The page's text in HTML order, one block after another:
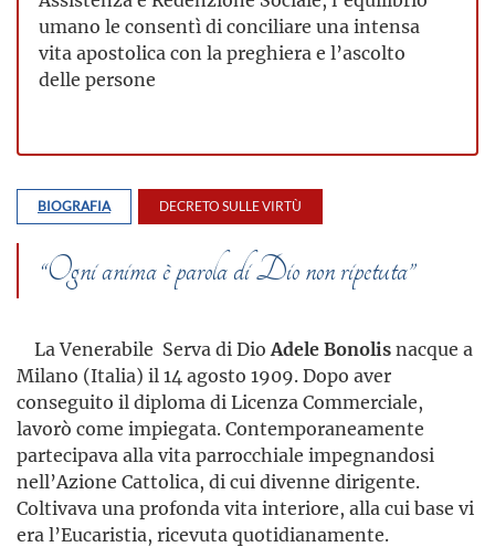
umano le consentì di conciliare una intensa
vita apostolica con la preghiera e l’ascolto
delle persone
BIOGRAFIA DECRETO SULLE VIRTÙ
“Ogni anima è parola di Dio non ripetuta”
La Venerabile Serva di Dio Adele Bonolisnacque a
Milano (Italia) il 14 agosto 1909. Dopo aver
conseguito il diploma di Licenza Commerciale,
lavorò come impiegata. Contemporaneamente
partecipava alla vita parrocchiale impegnandosi
nell’Azione Cattolica, di cui divenne dirigente.
Coltivava una profonda vita interiore, alla cui base vi
era l’Eucaristia, ricevuta quotidianamente.